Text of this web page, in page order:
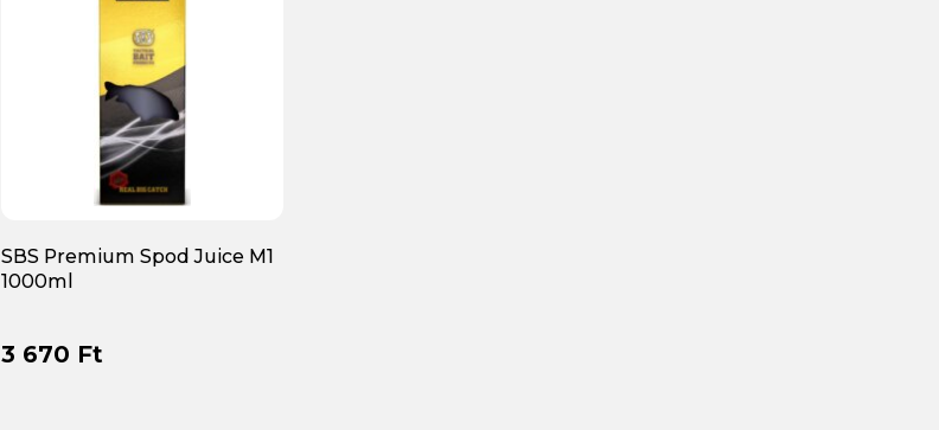
SBS Premium Spod Juice M1
1000ml
3 670 Ft